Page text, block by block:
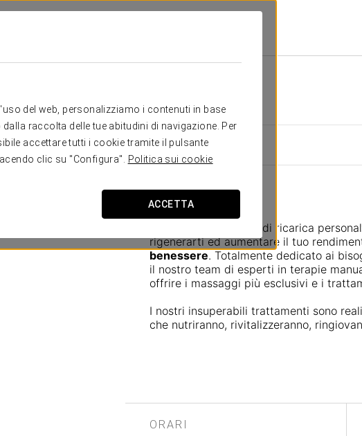
del web, personalizziamo i contenuti in base
raccolta delle tue abitudini di navigazione. Per
accettare tutti i cookie tramite il pulsante
clic su "Configura".
Politica sui cookie
ACCETTA
Massaggi
Questa è la tua fonte di ricarica
rigenerarti ed aumentare il tuo
benessere. Totalmente dedicato ai
il nostro team di esperti in terapie
offrire i massaggi più esclusivi e i
I nostri insuperabili trattamenti sono
che nutriranno, rivitalizzeranno,
ORARI